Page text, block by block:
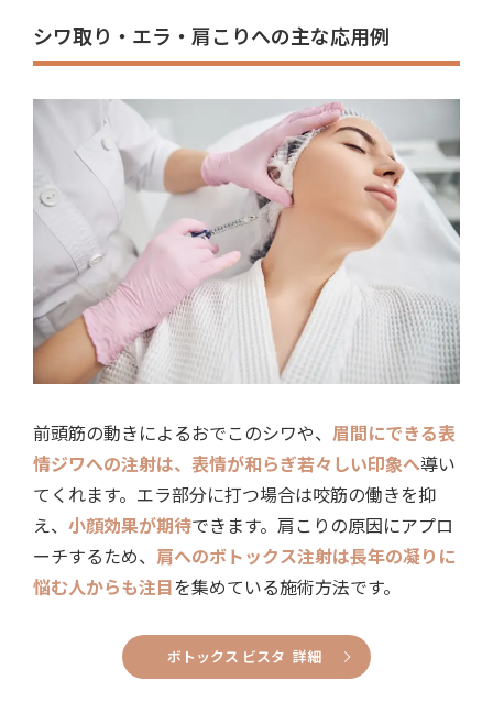
シワ取り・エラ・肩こりへの主な応用例
前頭筋の動きによるおでこのシワや、 眉間にできる表
情ジワへの注射は、表情が和らぎ若々しい印象へ導い
てくれます。エラ部分に打つ場合は咬筋の働きを抑
え、 小顔効果が期待できます。肩こりの原因にアプロ
ーチするため、 肩へのボトックス注射は長年の凝りに
悩む人からも注目を集めている施術方法です。
ボトックス ビスタ 詳細